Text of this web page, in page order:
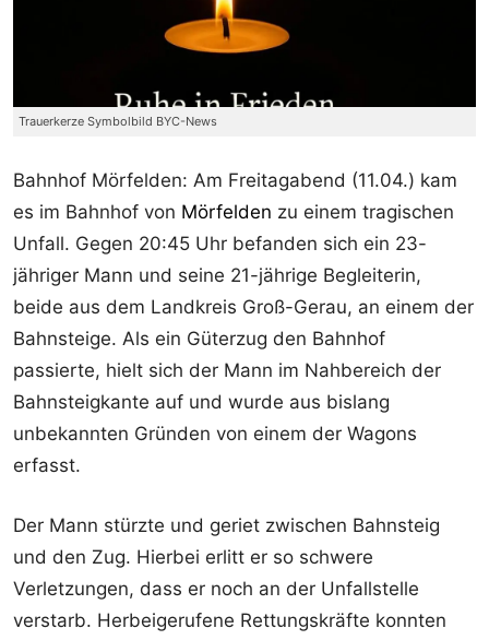
Trauerkerze Symbolbild BYC-News
Bahnhof Mörfelden: Am Freitagabend (11.04.) kam
es im Bahnhof von Mörfelden zu einem tragischen
Unfall. Gegen 20:45 Uhr befanden sich ein 23-
jähriger Mann und seine 21-jährige Begleiterin,
beide aus dem Landkreis Groß-Gerau, an einem der
Bahnsteige. Als ein Güterzug den Bahnhof
passierte, hielt sich der Mann im Nahbereich der
Bahnsteigkante auf und wurde aus bislang
unbekannten Gründen von einem der Wagons
erfasst.
Der Mann stürzte und geriet zwischen Bahnsteig
und den Zug. Hierbei erlitt er so schwere
Verletzungen, dass er noch an der Unfallstelle
verstarb. Herbeigerufene Rettungskräfte konnten